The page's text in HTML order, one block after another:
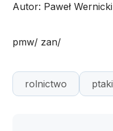
Autor: Paweł Wernicki
pmw/ zan/
rolnictwo ptaki